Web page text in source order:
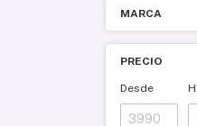
MARCA
PRECIO
Desde